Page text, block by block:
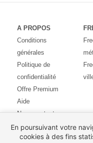
A PROPOS
Conditions
générales
Politique de
confidentialité
Offre Premium
Aide
Nous contacter
Avis des
utilisateurs
En poursuivant votre
cookies à des fins